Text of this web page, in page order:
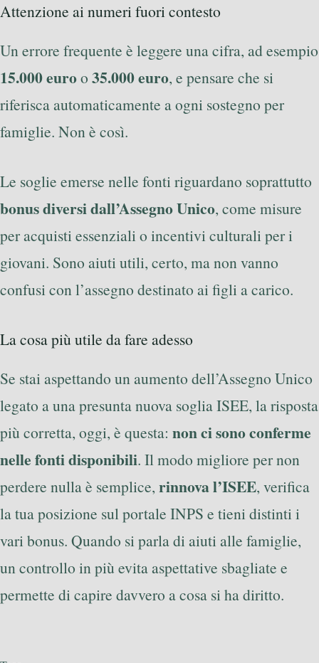
Attenzione ai numeri fuori contesto
Un errore frequente è leggere una cifra, ad esempio
15.000 euroo 35.000 euro, e pensare che si
riferisca automaticamente a ogni sostegno per
famiglie. Non è così.
Le soglie emerse nelle fonti riguardano soprattutto
bonus diversi dall’Assegno Unico, come misure
per acquisti essenziali o incentivi culturali per i
giovani. Sono aiuti utili, certo, ma non vanno
confusi con l’assegno destinato ai figli a carico.
La cosa più utile da fare adesso
Se stai aspettando un aumento dell’Assegno Unico
legato a una presunta nuova soglia ISEE, la risposta
più corretta, oggi, è questa: non ci sono conferme
nelle fonti disponibili. Il modo migliore per non
perdere nulla è semplice, rinnova l’ISEE, verifica
la tua posizione sul portale INPS e tieni distinti i
vari bonus. Quando si parla di aiuti alle famiglie,
un controllo in più evita aspettative sbagliate e
permette di capire davvero a cosa si ha diritto.